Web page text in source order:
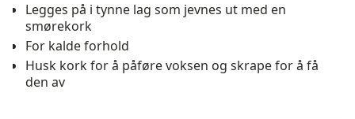
Legges på i tynne lag som jevnes ut med en
smørekork
For kalde forhold
Husk kork for å påføre voksen og skrape for å få
den av